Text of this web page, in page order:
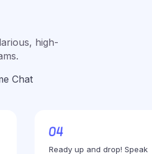
high-
Chat
Ready up and drop! Speak